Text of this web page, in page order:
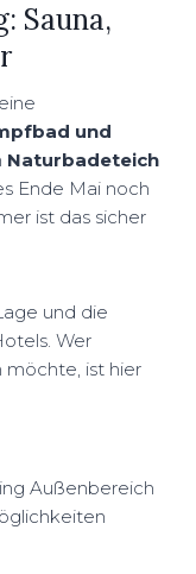
Sauna,
und
Naturbadeteich
Ende Mai noch
ist das sicher
und die
Wer
möchte, ist hier